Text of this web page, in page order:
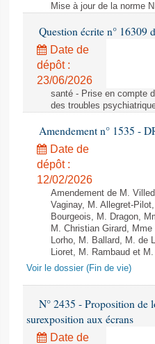
Mise à jour de la norme
Question écrite n° 16309
Date de
dépôt :
23/06/2026
santé - Prise en compte
des troubles
Amendement n° 1535 -
Date de
dépôt :
12/02/2026
Amendement de M.
Vaginay, M. Allegret-
Bourgeois, M. Dragon,
M. Christian Girard,
Lorho, M. Ballard, M. de
Lioret, M. Rambaud et
Voir le dossier (Fin de vie)
N° 2435 - Proposition de
surexposition aux écrans
Date de